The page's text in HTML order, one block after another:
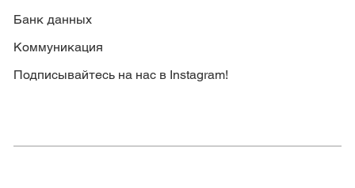
Банк данных
Коммуникация
Подписывайтесь на нас в Instagram!